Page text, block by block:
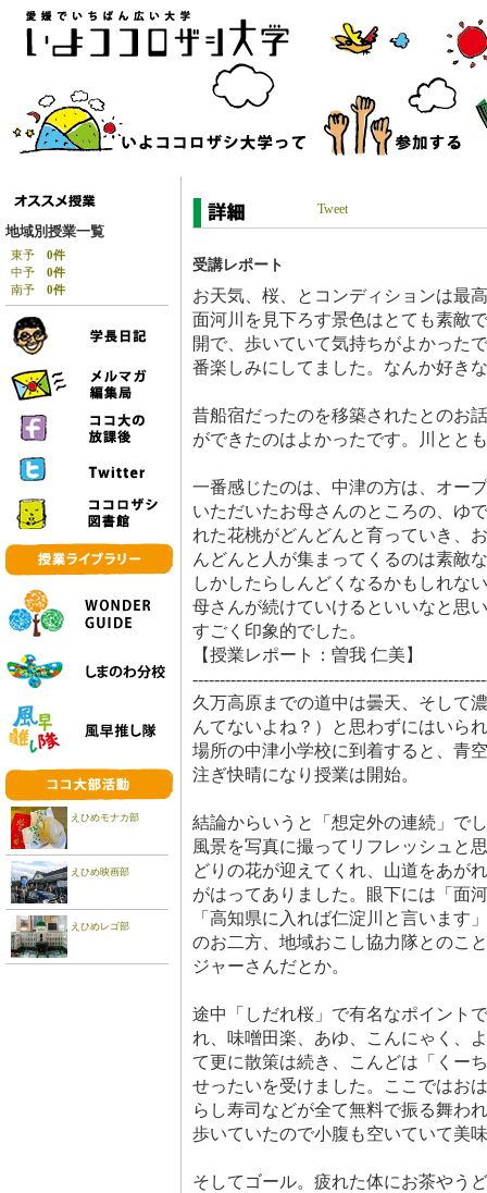
地域別授業一覧
東予 0件
中予 0件
南予 0件
えひめモナカ部
えひめ映画部
えひめレゴ部
Tweet
受講レポート
お天気、桜、とコンディションは最
面河川を見下ろす景色はとても素敵
開で、歩いていて気持ちがよかった
番楽しみにしてました。なんか好き
昔船宿だったのを移築されたとのお
ができたのはよかったです。川とと
一番感じたのは、中津の方は、オー
いただいたお母さんのところの、ゆ
れた花桃がどんどんと育っていき、
んどんと人が集まってくるのは素敵
しかしたらしんどくなるかもしれな
母さんが続けていけるといいなと思
すごく印象的でした。
【授業レポート：曽我 仁美】
久万高原までの道中は曇天、そして
んてないよね？）と思わずにはいら
場所の中津小学校に到着すると、青
注ぎ快晴になり授業は開始。
結論からいうと「想定外の連続」で
風景を写真に撮ってリフレッシュと
どりの花が迎えてくれ、山道をあが
がはってありました。眼下には「面
「高知県に入れば仁淀川と言います
のお二方、地域おこし協力隊とのこ
ジャーさんだとか。
途中「しだれ桜」で有名なポイント
れ、味噌田楽、あゆ、こんにゃく、
て更に散策は続き、こんどは「くー
せったいを受けました。ここではお
らし寿司などが全て無料で振る舞わ
歩いていたので小腹も空いていて美
そしてゴール。疲れた体にお茶やう